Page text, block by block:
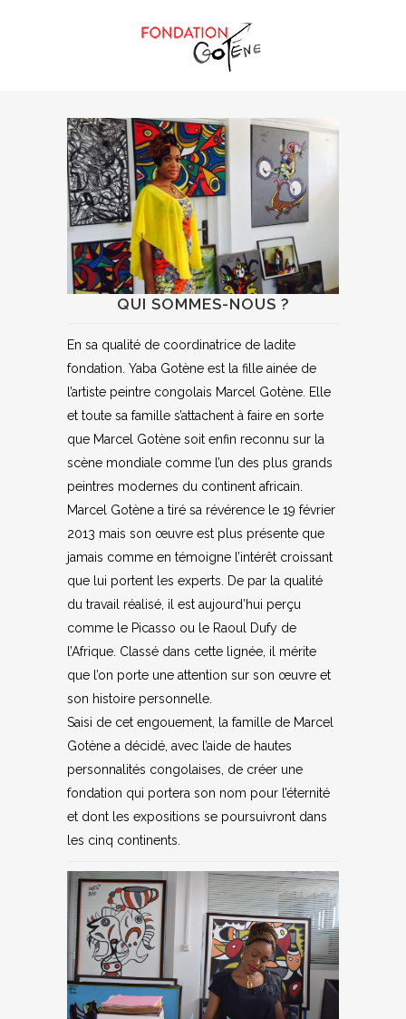
QUI SOMMES-NOUS ?
En sa qualité de coordinatrice de ladite
fondation. Yaba Gotène est la fille ainée de
l’artiste peintre congolais Marcel Gotène. Elle
et toute sa famille s’attachent à faire en sorte
que Marcel Gotène soit enfin reconnu sur la
scène mondiale comme l’un des plus grands
peintres modernes du continent africain.
Marcel Gotène a tiré sa révérence le 19 février
2013 mais son œuvre est plus présente que
jamais comme en témoigne l’intérêt croissant
que lui portent les experts. De par la qualité
du travail réalisé, il est aujourd’hui perçu
comme le Picasso ou le Raoul Dufy de
l’Afrique. Classé dans cette lignée, il mérite
que l’on porte une attention sur son œuvre et
son histoire personnelle.
Saisi de cet engouement, la famille de Marcel
Gotène a décidé, avec l’aide de hautes
personnalités congolaises, de créer une
fondation qui portera son nom pour l’éternité
et dont les expositions se poursuivront dans
les cinq continents.